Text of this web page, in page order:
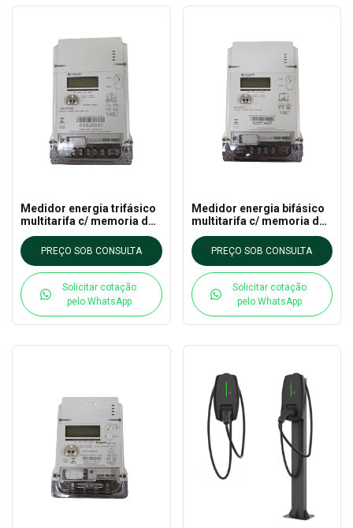
Medidor energia trifásico
multitarifa c/ memoria de
massa NSX314i 120A -
NansenPREÇO SOB CONSULTA
Solicitar cotação
pelo WhatsApp
Medidor energia bifásico
multitarifa c/ memoria de
massa NSX213i 120A -
NansenPREÇO SOB CONSULTA
Solicitar cotação
pelo WhatsApp